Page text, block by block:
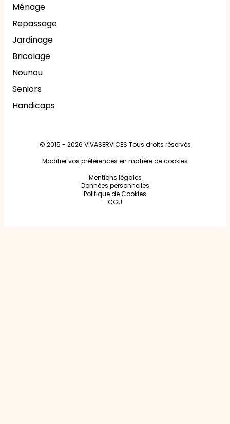
Ménage
Repassage
Jardinage
Bricolage
Nounou
Seniors
Handicaps
© 2015 - 2026 VIVASERVICES Tous droits réservés
Modifier vos préférences en matière de cookies
Mentions légales
Données personnelles
Politique de Cookies
CGU